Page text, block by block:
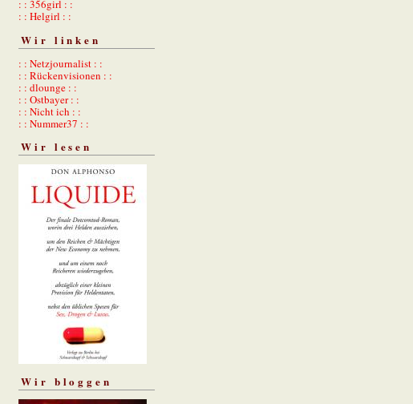
: : 356girl : :
: : Helgirl : :
Wir linken
: : Netzjournalist : :
: : Rückenvisionen : :
: : dlounge : :
: : Ostbayer : :
: : Nicht ich : :
: : Nummer37 : :
Wir lesen
Wir bloggen